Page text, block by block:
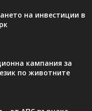
на инвестиции в
кампания за
по животните